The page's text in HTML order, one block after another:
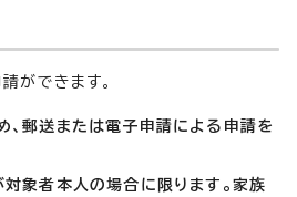
ができます。
、郵送または電子申請による申請を
象者本人の場合に限ります。家族